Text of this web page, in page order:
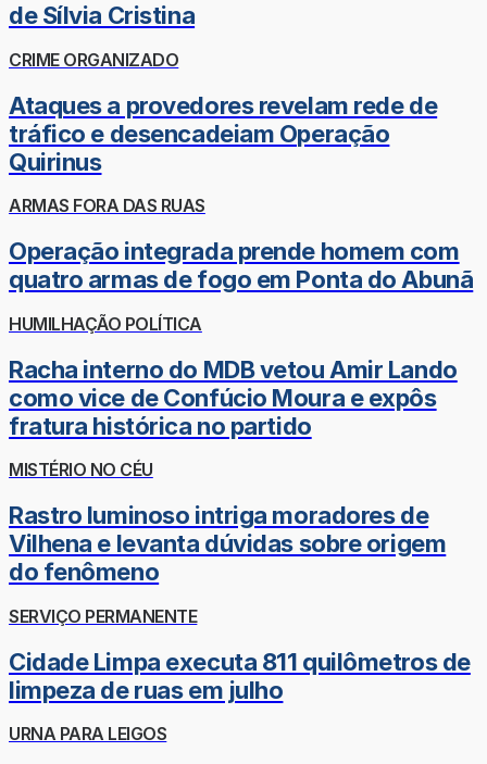
de Sílvia Cristina
CRIME ORGANIZADO
Ataques a provedores revelam rede de
tráfico e desencadeiam Operação
Quirinus
ARMAS FORA DAS RUAS
Operação integrada prende homem com
quatro armas de fogo em Ponta do Abunã
HUMILHAÇÃO POLÍTICA
Racha interno do MDB vetou Amir Lando
como vice de Confúcio Moura e expôs
fratura histórica no partido
MISTÉRIO NO CÉU
Rastro luminoso intriga moradores de
Vilhena e levanta dúvidas sobre origem
do fenômeno
SERVIÇO PERMANENTE
Cidade Limpa executa 811 quilômetros de
limpeza de ruas em julho
URNA PARA LEIGOS